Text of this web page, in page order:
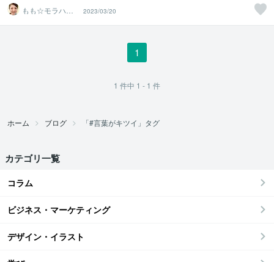
もも☆モラハラ
スピリチュアル
CSL
2023/03/20
1
1 件中 1 - 1 件
ホーム ブログ 「#言葉がキツイ」タグ
カテゴリ一覧
コラム
ビジネス・マーケティング
デザイン・イラスト